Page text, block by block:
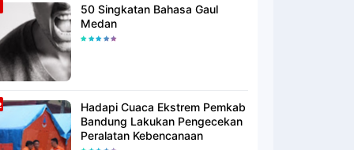
50 Singkatan Bahasa Gaul
Medan
Hadapi Cuaca Ekstrem Pemkab
Bandung Lakukan Pengecekan
Peralatan Kebencanaan